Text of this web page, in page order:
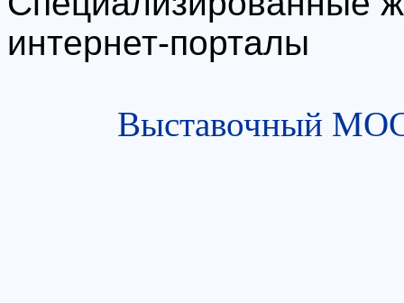
интернет-порталы
Выставочный